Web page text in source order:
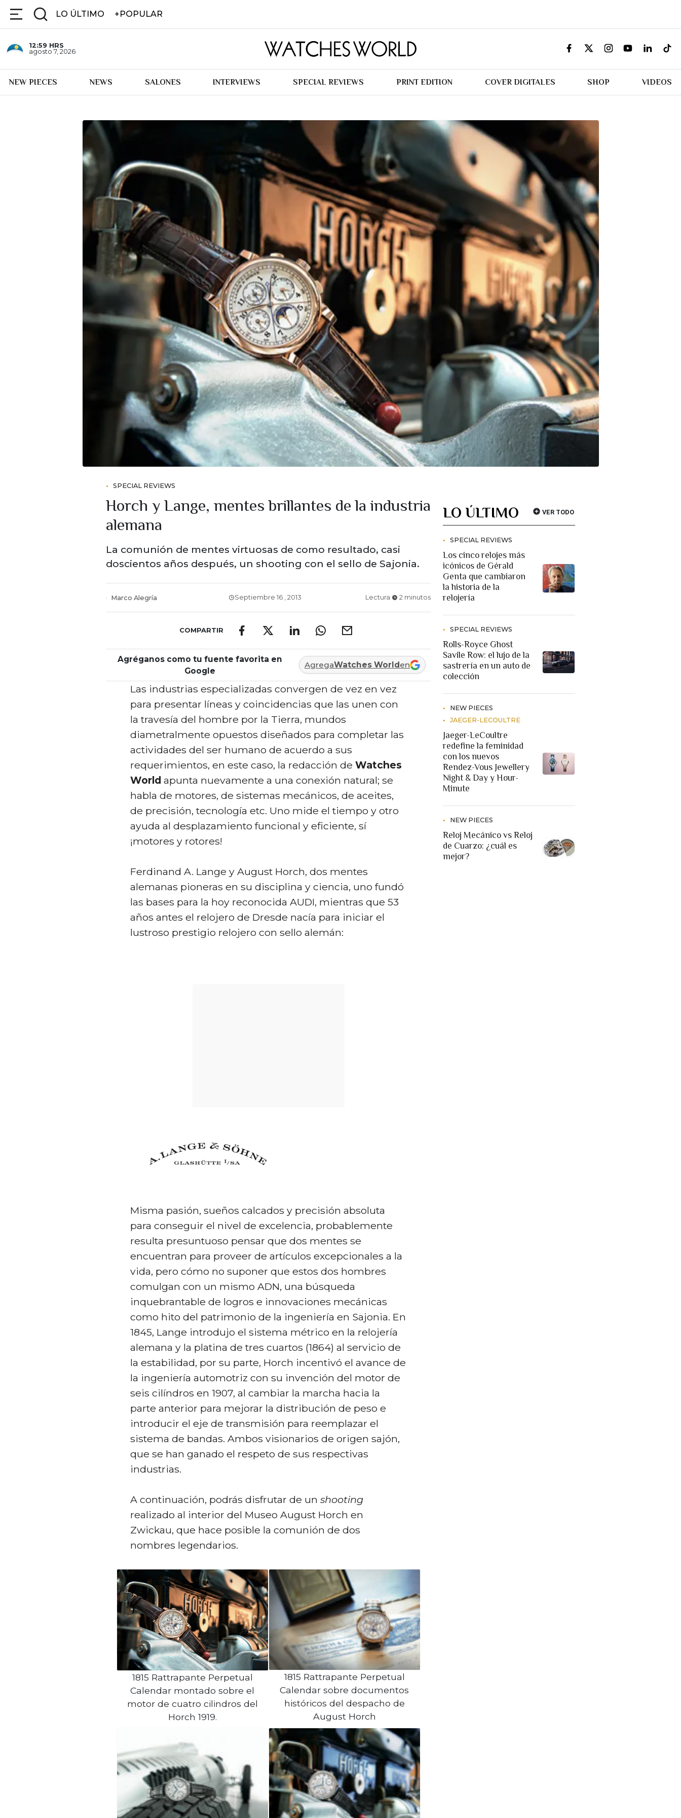
LO ÚLTIMO +POPULAR
12:59 HRS
agosto 7, 2026
NEW PIECES NEWS SALONES INTERVIEWS SPECIAL REVIEWS PRINT EDITION COVER DIGITALES SHOP VIDEOS
SPECIAL REVIEWS
Horch y Lange, mentes brillantes de la industria
alemana
La comunión de mentes virtuosas de como resultado, casi
doscientos años después, un shooting con el sello de Sajonia.
Marco Alegría Septiembre 16 , 2013 Lectura 2 minutos
COMPARTIR
Agréganos como tu fuente favorita en
Google
AgregaWatches Worlden
Las industrias especializadas convergen de vez en vez
para presentar líneas y coincidencias que las unen con
la travesía del hombre por la Tierra, mundos
diametralmente opuestos diseñados para completar las
actividades del ser humano de acuerdo a sus
requerimientos, en este caso, la redacción de Watches
World apunta nuevamente a una conexión natural; se
habla de motores, de sistemas mecánicos, de aceites,
de precisión, tecnología etc. Uno mide el tiempo y otro
ayuda al desplazamiento funcional y eficiente, sí
¡motores y rotores!
Ferdinand A. Lange y August Horch, dos mentes
alemanas pioneras en su disciplina y ciencia, uno fundó
las bases para la hoy reconocida AUDI, mientras que 53
años antes el relojero de Dresde nacía para iniciar el
lustroso prestigio relojero con sello alemán:
Misma pasión, sueños calcados y precisión absoluta
para conseguir el nivel de excelencia, probablemente
resulta presuntuoso pensar que dos mentes se
encuentran para proveer de artículos excepcionales a la
vida, pero cómo no suponer que estos dos hombres
comulgan con un mismo ADN, una búsqueda
inquebrantable de logros e innovaciones mecánicas
como hito del patrimonio de la ingeniería en Sajonia. En
1845, Lange introdujo el sistema métrico en la relojería
alemana y la platina de tres cuartos (1864) al servicio de
la estabilidad, por su parte, Horch incentivó el avance de
la ingeniería automotriz con su invención del motor de
seis cilíndros en 1907, al cambiar la marcha hacia la
parte anterior para mejorar la distribución de peso e
introducir el eje de transmisión para reemplazar el
sistema de bandas. Ambos visionarios de origen sajón,
que se han ganado el respeto de sus respectivas
industrias.
A continuación, podrás disfrutar de un shooting
realizado al interior del Museo August Horch en
Zwickau, que hace posible la comunión de dos
nombres legendarios.
1815 Rattrapante Perpetual
Calendar montado sobre el
motor de cuatro cilindros del
Horch 1919.
1815 Rattrapante Perpetual
Calendar sobre documentos
históricos del despacho de
August Horch
LO ÚLTIMO VER TODO
SPECIAL REVIEWS
Los cinco relojes más
icónicos de Gérald
Genta que cambiaron
la historia de la
relojería
SPECIAL REVIEWS
Rolls-Royce Ghost
Savile Row: el lujo de la
sastrería en un auto de
colección
NEW PIECES
JAEGER-LECOULTRE
Jaeger-LeCoultre
redefine la feminidad
con los nuevos
Rendez-Vous Jewellery
Night & Day y Hour-
Minute
NEW PIECES
Reloj Mecánico vs Reloj
de Cuarzo: ¿cuál es
mejor?